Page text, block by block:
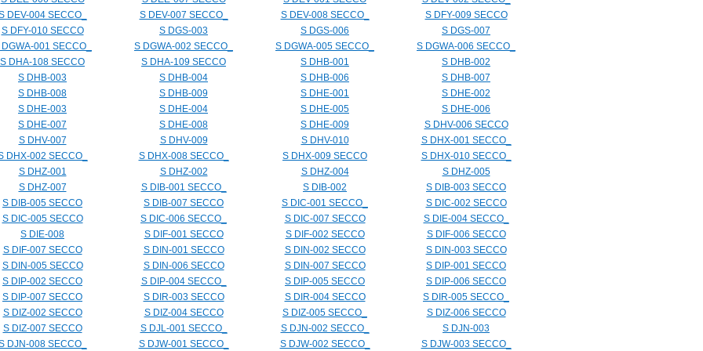
DEV-004 SECCO_
S DEV-007 SECCO_ S DEV-008 SECCO_
S DFY-009 SECCO
S DFY-010 SECCO
S DGS-003 S DGS-006
S DGS-007
001 SECCO_
S DGWA-002 SECCO_ S DGWA-005 SECCO_
S DGWA-006 SECCO_
S DHA-108 SECCO
S DHA-109 SECCO S DHB-001
S DHB-002
S DHB-003
S DHB-004 S DHB-006
S DHB-007
S DHB-008
S DHB-009 S DHE-001
S DHE-002
S DHE-003
S DHE-004 S DHE-005
S DHE-006
S DHE-007
S DHE-008 S DHE-009
S DHV-006 SECCO
S DHV-007
S DHV-009 S DHV-010
S DHX-001 SECCO_
DHX-002 SECCO_
S DHX-008 SECCO_ S DHX-009 SECCO
S DHX-010 SECCO_
S DHZ-001
S DHZ-002 S DHZ-004
S DHZ-005
S DHZ-007
S DIB-001 SECCO_ S DIB-002
S DIB-003 SECCO
S DIB-005 SECCO
S DIB-007 SECCO S DIC-001 SECCO_
S DIC-002 SECCO
S DIC-005 SECCO
S DIC-006 SECCO_ S DIC-007 SECCO
S DIE-004 SECCO_
S DIE-008
S DIF-001 SECCO S DIF-002 SECCO
S DIF-006 SECCO
S DIF-007 SECCO
S DIN-001 SECCO S DIN-002 SECCO
S DIN-003 SECCO
S DIN-005 SECCO
S DIN-006 SECCO S DIN-007 SECCO
S DIP-001 SECCO
S DIP-002 SECCO
S DIP-004 SECCO_ S DIP-005 SECCO
S DIP-006 SECCO
S DIP-007 SECCO
S DIR-003 SECCO S DIR-004 SECCO
S DIR-005 SECCO_
S DIZ-002 SECCO
S DIZ-004 SECCO S DIZ-005 SECCO_
S DIZ-006 SECCO
S DIZ-007 SECCO
S DJL-001 SECCO_ S DJN-002 SECCO_
S DJN-003
DJN-008 SECCO_
S DJW-001 SECCO_ S DJW-002 SECCO_ S DJW-003 SECCO_